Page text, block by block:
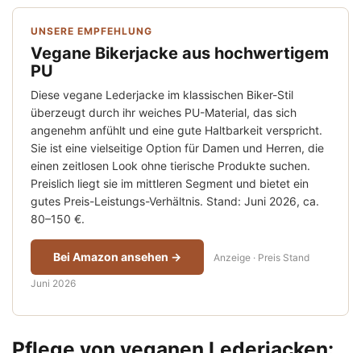
UNSERE EMPFEHLUNG
Vegane Bikerjacke aus hochwertigem
PU
Diese vegane Lederjacke im klassischen Biker-Stil
überzeugt durch ihr weiches PU-Material, das sich
angenehm anfühlt und eine gute Haltbarkeit verspricht.
Sie ist eine vielseitige Option für Damen und Herren, die
einen zeitlosen Look ohne tierische Produkte suchen.
Preislich liegt sie im mittleren Segment und bietet ein
gutes Preis-Leistungs-Verhältnis. Stand: Juni 2026, ca.
80–150 €.
Bei Amazon ansehen → Anzeige · Preis Stand
Juni 2026